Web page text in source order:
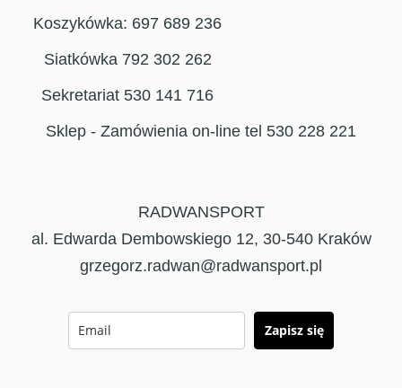
Koszykówka: 697 689 236
Siatkówka 792 302 262
Sekretariat 530 141 716
Sklep - Zamówienia on-line tel 530 228 221
RADWANSPORT
al. Edwarda Dembowskiego 12, 30-540 Kraków
grzegorz.radwan@radwansport.pl
Zapisz się